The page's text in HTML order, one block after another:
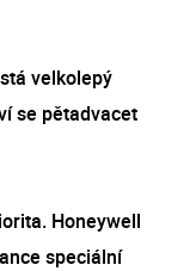
velkolepý
se pětadvacet
Honeywell
speciální